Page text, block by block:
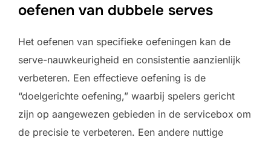
oefenen van dubbele serves
Het oefenen van specifieke oefeningen kan de
serve-nauwkeurigheid en consistentie aanzienlijk
verbeteren. Een effectieve oefening is de
“doelgerichte oefening,” waarbij spelers gericht
zijn op aangewezen gebieden in de servicebox om
de precisie te verbeteren. Een andere nuttige